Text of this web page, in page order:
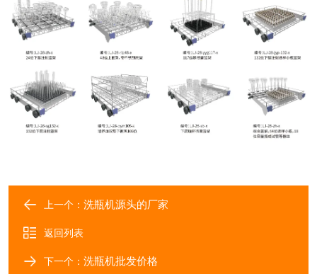
上一个： 洗瓶机源头的厂家
返回列表
下一个： 洗瓶机批发价格